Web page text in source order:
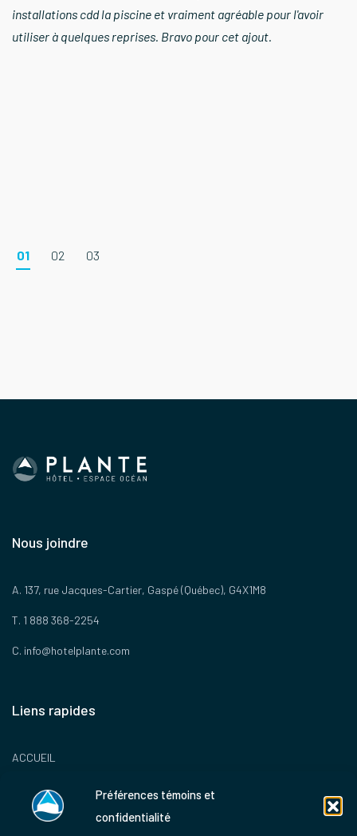
Préférences témoins et
confidentialité
installations cdd la piscine et vraiment agréable pour l'avoir
utiliser à quelques reprises. Bravo pour cet ajout.
1 2 3
Nous joindre
A. 137, rue Jacques-Cartier, Gaspé (Québec), G4X1M8
T. 1 888 368-2254
C. info@hotelplante.com
Liens rapides
ACCUEIL
SERVICES
OFFRES PROMO